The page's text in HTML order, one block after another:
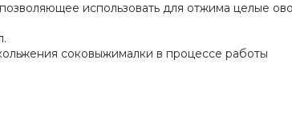
использовать для отжима целые
соковыжималки в процессе работы